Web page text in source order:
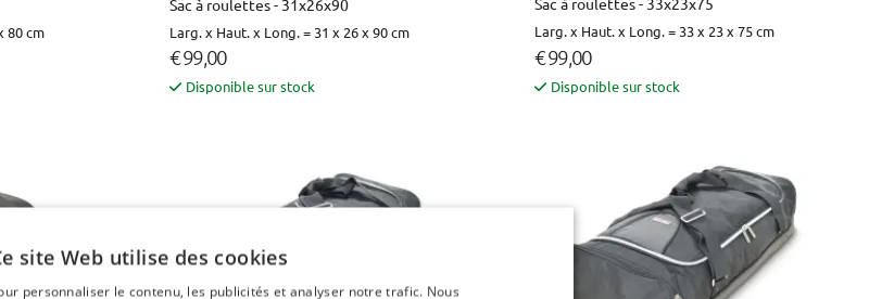
80 cm
Sac à roulettes - 31x26x90
Larg. x Haut. x Long. = 31 x 26 x 90 cm
€ 99,00
Disponible sur stock
Larg. x Haut. x Long. = 33 x 23 x 75 cm
€ 99,00
Disponible sur stock
site Web utilise des cookies
personnaliser le contenu, les publicités et analyser notre trafic. Nous